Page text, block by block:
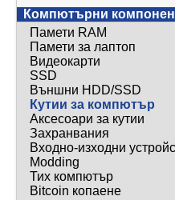
Компютърни
Памети RAM
Памети за лаптоп
Видеокарти
SSD
Външни HDD/SSD
Кутии за компютър
Аксесоари за кутии
Захранвания
Входно-изходни
Modding
Тих компютър
Bitcoin копаене